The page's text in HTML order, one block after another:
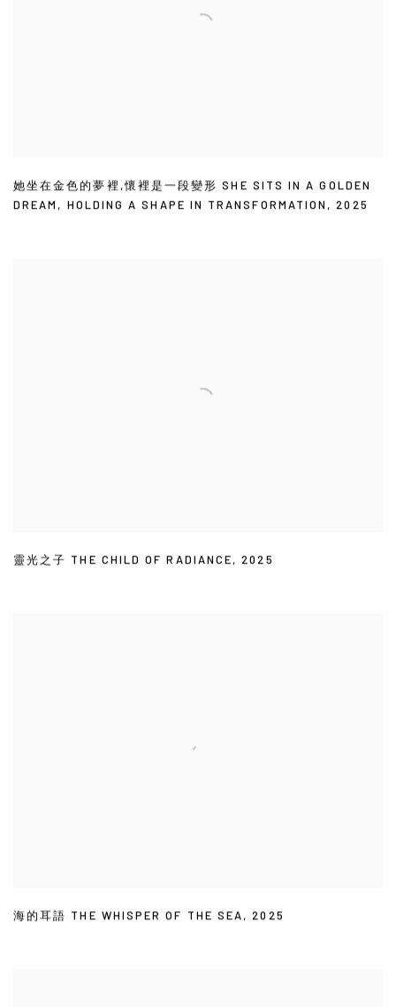
她坐在金色的夢裡,懷裡是一段變形 SHE SITS IN A GOLDEN
DREAM , HOLDING A SHAPE IN TRANSFORMATION ,2025
靈光之子 THE CHILD OF RADIANCE,2025
海的耳語 THE WHISPER OF THE SEA,2025